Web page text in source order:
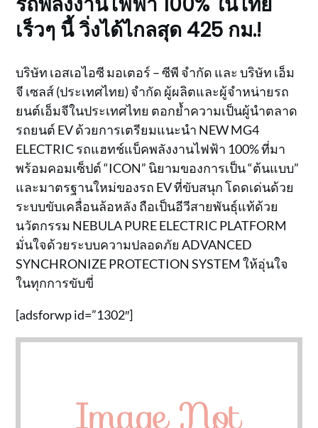
เร็วๆ นี้ วิ่งได้ไกลสุด 425 กม.!
บริษัท เอสเอไอซี มอเตอร์ – ซีพี จำกัด และ บริษัท เอ็ม
จี เซลส์ (ประเทศไทย) จำกัด ผู้ผลิตและผู้จำหน่ายรถ
ยนต์เอ็มจีในประเทศไทย ตอกย้ำความเป็นผู้นำตลาด
รถยนต์ EV ด้วยการเตรียมแนะนำ NEW MG4
ELECTRIC รถแฮทช์แบ็คพลังงานไฟฟ้า 100% ที่มา
พร้อมคอมเซ็ปต์ “ICON” นิยามของการเป็น “ต้นแบบ”
และมาตรฐานใหม่ของรถ EV ที่ขับสนุก โดดเด่นด้วย
ระบบขับเคลื่อนล้อหลัง ถือเป็นอีวีสายพันธุ์แท้ด้วย
นวัตกรรม NEBULA PURE ELECTRIC PLATFORM
มั่นใจด้วยระบบความปลอดภัย ADVANCED
SYNCHRONIZE PROTECTION SYSTEM ให้อุ่นใจ
ในทุกการขับขี่
[adsforwp id=”1302″]